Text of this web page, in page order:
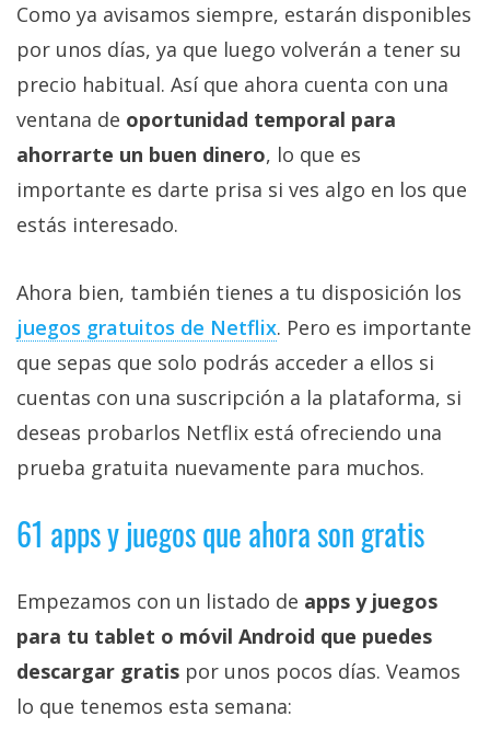
Como ya avisamos siempre, estarán disponibles
por unos días, ya que luego volverán a tener su
precio habitual. Así que ahora cuenta con una
ventana de oportunidad temporal para
ahorrarte un buen dinero, lo que es
importante es darte prisa si ves algo en los que
estás interesado.
Ahora bien, también tienes a tu disposición los
juegos gratuitos de Netflix‎. Pero es importante
que sepas que solo podrás acceder a ellos si
cuentas con una suscripción a la plataforma, si
deseas probarlos Netflix está ofreciendo una
prueba gratuita nuevamente para muchos.
61 apps y juegos que ahora son gratis
Empezamos con un listado de apps y juegos
para tu tablet o móvil Android que puedes
descargar gratis por unos pocos días. Veamos
lo que tenemos esta semana: